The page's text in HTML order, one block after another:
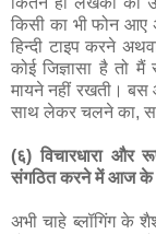
किसी का भी फोन आए
हिन्‍दी टाइप करने
कोई जिज्ञासा है तो
मायने नहीं रखती।
साथ लेकर चलने का,
(६) विचारधारा और
संगठित करने में आज के
अभी चाहे ब्‍लॉगिंग के